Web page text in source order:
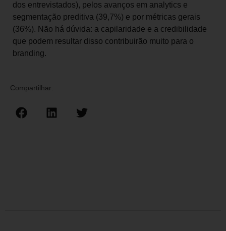
dos entrevistados), pelos avanços em analytics e
segmentação preditiva (39,7%) e por métricas gerais
(36%). Não há dúvida: a capilaridade e a credibilidade
que podem resultar disso contribuirão muito para o
branding.
Compartilhar: